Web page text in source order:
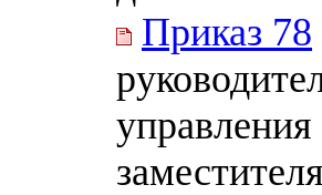
Приказ 78
управления